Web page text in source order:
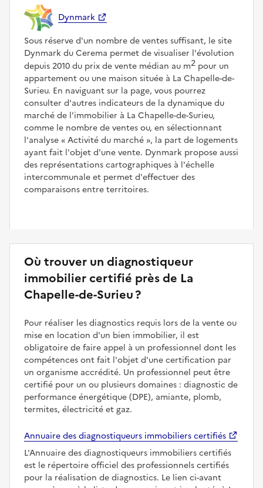
Dynmark
Sous réserve d'un nombre de ventes suffisant, le site
Dynmark du Cerema permet de visualiser l'évolution
depuis 2010 du prix de vente médian au m2 pour un
appartement ou une maison située à La Chapelle-de-
Surieu. En naviguant sur la page, vous pourrez
consulter d'autres indicateurs de la dynamique du
marché de l'immobilier à La Chapelle-de-Surieu,
comme le nombre de ventes ou, en sélectionnant
l'analyse
Activité du marché , la part de logements
ayant fait l'objet d'une vente. Dynmark propose aussi
des représentations cartographiques à l'échelle
intercommunale et permet d'effectuer des
comparaisons entre territoires.
Où trouver un diagnostiqueur
immobilier certifié près de La
Chapelle-de-Surieu ?
Pour réaliser les diagnostics requis lors de la vente ou
mise en location d'un bien immobilier, il est
obligatoire de faire appel à un professionnel dont les
compétences ont fait l'objet d'une certification par
un organisme accrédité. Un professionnel peut être
certifié pour un ou plusieurs domaines : diagnostic de
performance énergétique (DPE), amiante, plomb,
termites, électricité et gaz.
Annuaire des diagnostiqueurs immobiliers certifiés
L'Annuaire des diagnostiqueurs immobiliers certifiés
est le répertoire officiel des professionnels certifiés
pour la réalisation de diagnostics. Le lien ci-avant